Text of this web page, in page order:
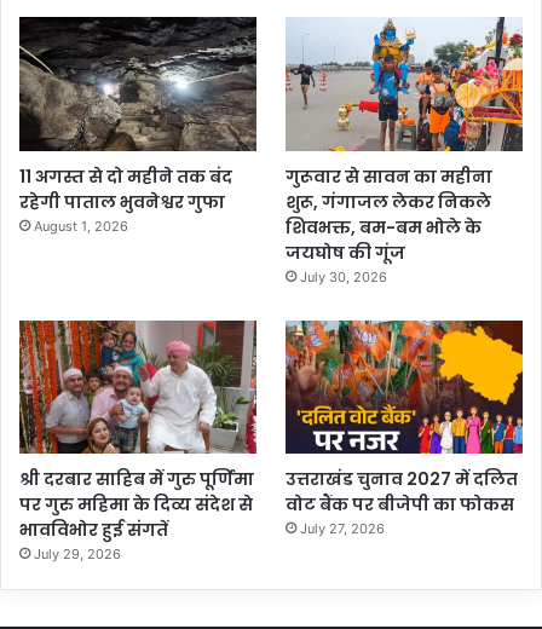
11 अगस्त से दो महीने तक बंद
रहेगी पाताल भुवनेश्वर गुफा
August 1, 2026
गुरूवार से सावन का महीना
शुरू, गंगाजल लेकर निकले
शिवभक्त, बम-बम भोले के
जयघोष की गूंज
July 30, 2026
श्री दरबार साहिब में गुरु पूर्णिमा
पर गुरु महिमा के दिव्य संदेश से
भावविभोर हुई संगतें
July 29, 2026
उत्तराखंड चुनाव 2027 में दलित
वोट बैंक पर बीजेपी का फोकस
July 27, 2026